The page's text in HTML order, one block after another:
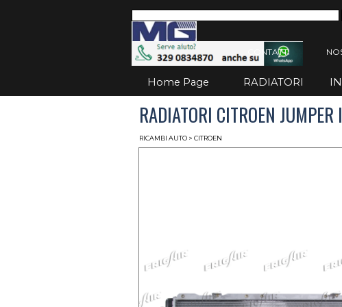
Salta menù
CONTATTI
Home Page RADIATORI
RADIATORI CITROEN
RICAMBI AUTO > CITROEN